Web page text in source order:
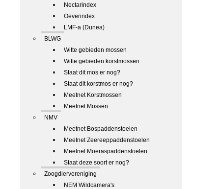
Nectarindex
Oeverindex
LMF-a (Dunea)
BLWG
Witte gebieden mossen
Witte gebieden korstmossen
Staat dit mos er nog?
Staat dit korstmos er nog?
Meetnet Korstmossen
Meetnet Mossen
NMV
Meetnet Bospaddenstoelen
Meetnet Zeereeppaddenstoelen
Meetnet Moeraspaddenstoelen
Staat deze soort er nog?
Zoogdiervereniging
NEM Wildcamera's